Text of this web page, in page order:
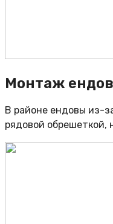
Монтаж
В районе ендовы из-
рядовой обрешеткой,